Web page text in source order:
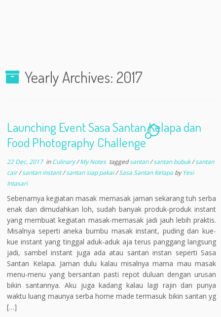
Yearly Archives: 2017
Launching Event Sasa Santan Kelapa dan
Food Photography Challenge
7
22 Dec, 2017inCulinary/My Notes taggedsantan/santan bubuk/santan
cair/santan instant/santan siap pakai/Sasa Santan Kelapa byYesi
Intasari
Sebenarnya kegiatan masak memasak jaman sekarang tuh serba
enak dan dimudahkan loh, sudah banyak produk-produk instant
yang membuat kegiatan masak-memasak jadi jauh lebih praktis.
Misalnya seperti aneka bumbu masak instant, puding dan kue-
kue instant yang tinggal aduk-aduk aja terus panggang langsung
jadi, sambel instant juga ada atau santan instan seperti Sasa
Santan Kelapa. Jaman dulu kalau misalnya mama mau masak
menu-menu yang bersantan pasti repot duluan dengan urusan
bikin santannya. Aku juga kadang kalau lagi rajin dan punya
waktu luang maunya serba home made termasuk bikin santan yg
[…]